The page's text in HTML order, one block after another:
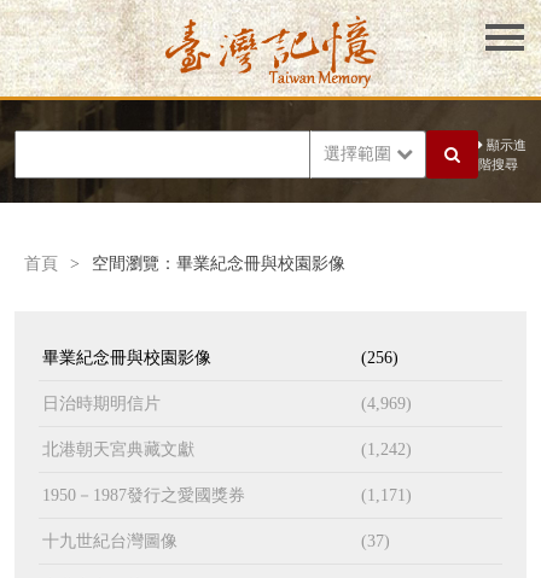
選擇範圍
顯示進
階搜尋
首頁 > 空間瀏覽：畢業紀念冊與校園影像
畢業紀念冊與校園影像 (256)
日治時期明信片 (4,969)
北港朝天宮典藏文獻 (1,242)
1950－1987發行之愛國獎券 (1,171)
十九世紀台灣圖像 (37)